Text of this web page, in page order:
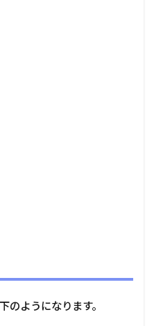
のようになります。